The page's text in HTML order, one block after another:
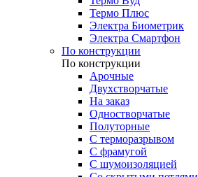
Термо Плюс
Электра Биометрик
Электра Смартфон
По конструкции
По конструкции
Арочные
Двухстворчатые
На заказ
Одностворчатые
Полуторные
С терморазрывом
С фрамугой
С шумоизоляцией